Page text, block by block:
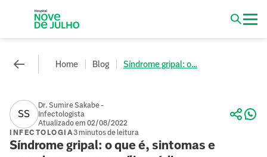
Home Blog Síndrome gripal: o...
SS
Dr. Sumire Sakabe -
Infectologista
Atualizado em 02/08/2022
INFECTOLOGIA3 minutos de leitura
Síndrome gripal: o que é, sintomas e